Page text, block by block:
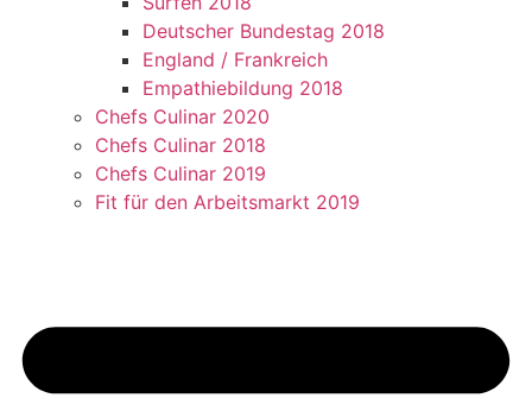
Deutscher Bundestag 2018
England / Frankreich
Empathiebildung 2018
Chefs Culinar 2020
Chefs Culinar 2018
Chefs Culinar 2019
Fit für den Arbeitsmarkt 2019